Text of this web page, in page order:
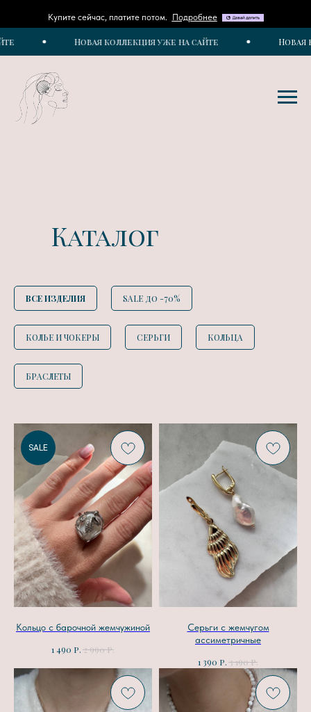
Купите сейчас, платите потом. Подробнее
Новая коллекция уже на сайте Новая
Каталог
ВСЕ ИЗДЕЛИЯ SALE до -70%
КОЛЬЕ И ЧОКЕРЫ СЕРЬГИ КОЛЬЦА
БРАСЛЕТЫ
SALE
Кольцо с барочной жемчужиной
1 490 р. 2 990р.
Серьги с жемчугом
ассиметричные
1 390 р. 3 190р.